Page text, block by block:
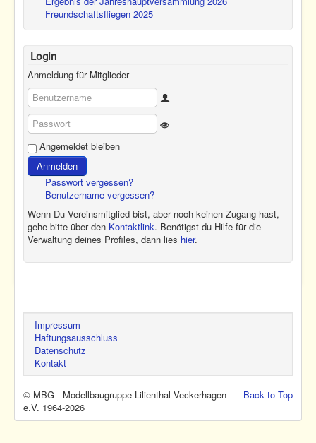
Freundschaftsfliegen 2025
Login
Anmeldung für Mitglieder
Benutzername
Passwort
Angemeldet bleiben
Anmelden
Passwort vergessen?
Benutzername vergessen?
Wenn Du Vereinsmitglied bist, aber noch keinen Zugang hast,
gehe bitte über den Kontaktlink. Benötigst du Hilfe für die
Verwaltung deines Profiles, dann lies hier.
Impressum
Haftungsausschluss
Datenschutz
Kontakt
Back to Top
© MBG - Modellbaugruppe Lilienthal Veckerhagen
e.V. 1964-2026